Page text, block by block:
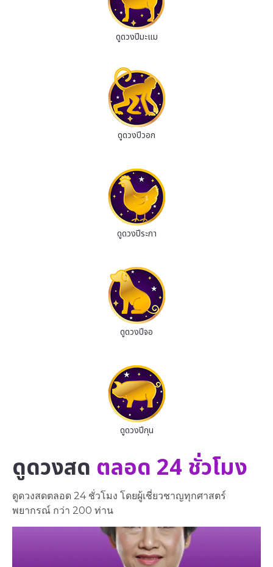
ดูดวงปีมะแม
ดูดวงปีวอก
ดูดวงปีระกา
ดูดวงปีจอ
ดูดวงปีกุน
ดูดวงสด ตลอด 24 ชั่วโมง
ดูดวงสดตลอด 24 ชั่วโมง โดยผู้เชี่ยวชาญทุกศาสตร์
พยากรณ์ กว่า 200 ท่าน